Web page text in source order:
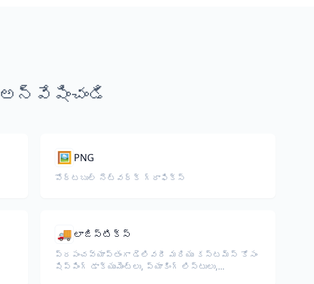
🖼️ PNG
పోర్టబుల్ నెట్‌వర్క్ గ్రాఫిక్స్
🚚 లాజిస్టిక్స్
ప్రపంచవ్యాప్తంగా డెలివరీ మరియు కస్టమ్స్ కోసం
షిప్పింగ్ డాక్యుమెంట్లు, ప్యాకింగ్ లిస్టులు,